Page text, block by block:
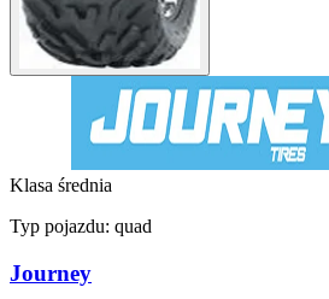
Klasa średnia
Typ pojazdu: quad
Journey